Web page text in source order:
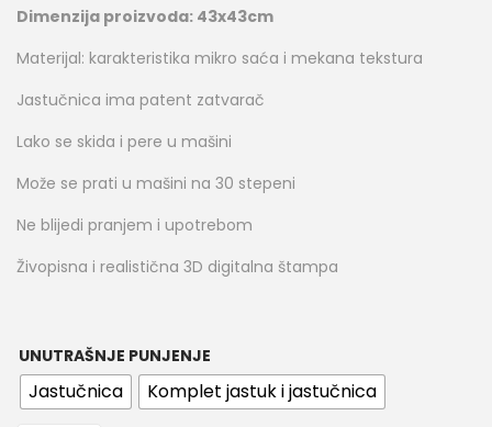
Dimenzija proizvoda: 43x43cm
Materijal: karakteristika mikro saća i mekana tekstura
Jastučnica ima patent zatvarač
Lako se skida i pere u mašini
Može se prati u mašini na 30 stepeni
Ne blijedi pranjem i upotrebom
Živopisna i realistična 3D digitalna štampa
UNUTRAŠNJE PUNJENJE
Jastučnica Komplet jastuk i jastučnica